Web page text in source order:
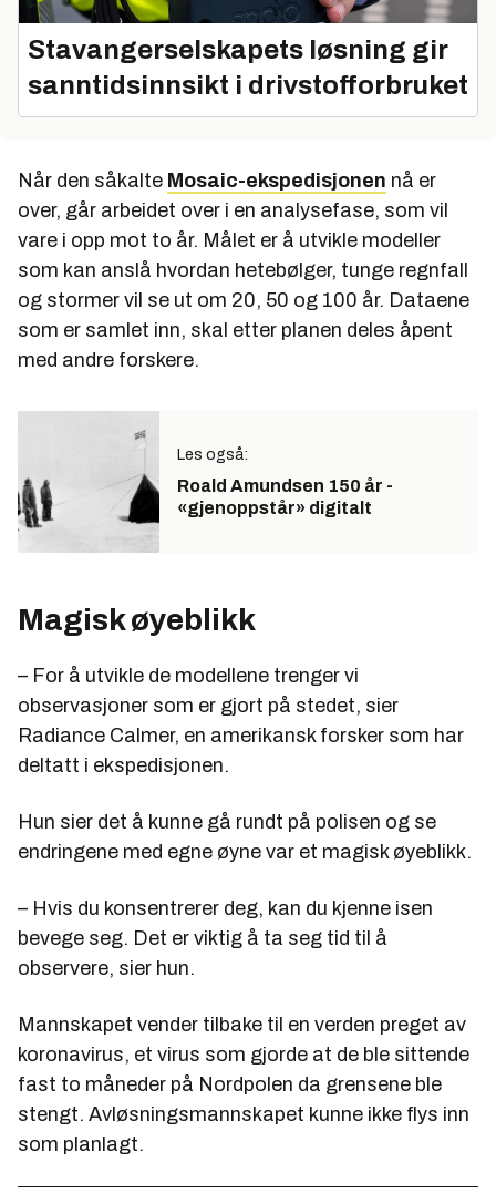
Stavangerselskapets løsning gir
sanntidsinnsikt i drivstofforbruket
Når den såkalte Mosaic-ekspedisjonen nå er
over, går arbeidet over i en analysefase, som vil
vare i opp mot to år. Målet er å utvikle modeller
som kan anslå hvordan hetebølger, tunge regnfall
og stormer vil se ut om 20, 50 og 100 år. Dataene
som er samlet inn, skal etter planen deles åpent
med andre forskere.
Les også:
Roald Amundsen 150 år -
«gjenoppstår» digitalt
Magisk øyeblikk
– For å utvikle de modellene trenger vi
observasjoner som er gjort på stedet, sier
Radiance Calmer, en amerikansk forsker som har
deltatt i ekspedisjonen.
Hun sier det å kunne gå rundt på polisen og se
endringene med egne øyne var et magisk øyeblikk.
– Hvis du konsentrerer deg, kan du kjenne isen
bevege seg. Det er viktig å ta seg tid til å
observere, sier hun.
Mannskapet vender tilbake til en verden preget av
koronavirus, et virus som gjorde at de ble sittende
fast to måneder på Nordpolen da grensene ble
stengt. Avløsningsmannskapet kunne ikke flys inn
som planlagt.